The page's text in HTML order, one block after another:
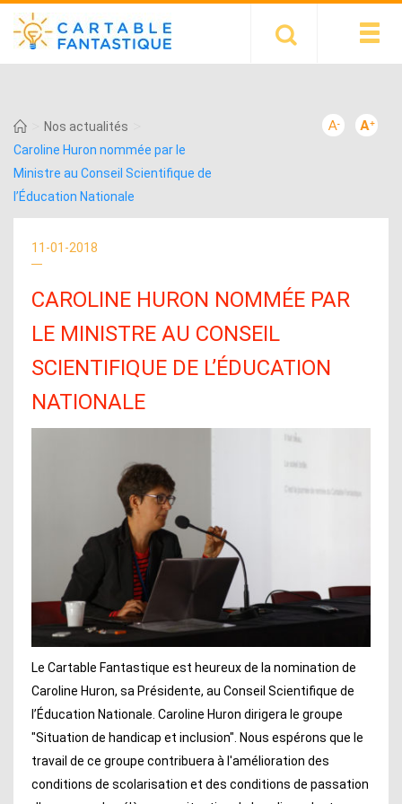
Nos actualités
Caroline Huron nommée par le
Ministre au Conseil Scientifique de
l’Éducation Nationale
11-01-2018
CAROLINE HURON NOMMÉE PAR
LE MINISTRE AU CONSEIL
SCIENTIFIQUE DE L’ÉDUCATION
NATIONALE
Le Cartable Fantastique est heureux de la nomination de
Caroline Huron, sa Présidente, au Conseil Scientifique de
l’Éducation Nationale. Caroline Huron dirigera le groupe
"Situation de handicap et inclusion". Nous espérons que le
travail de ce groupe contribuera à l'amélioration des
conditions de scolarisation et des conditions de passation